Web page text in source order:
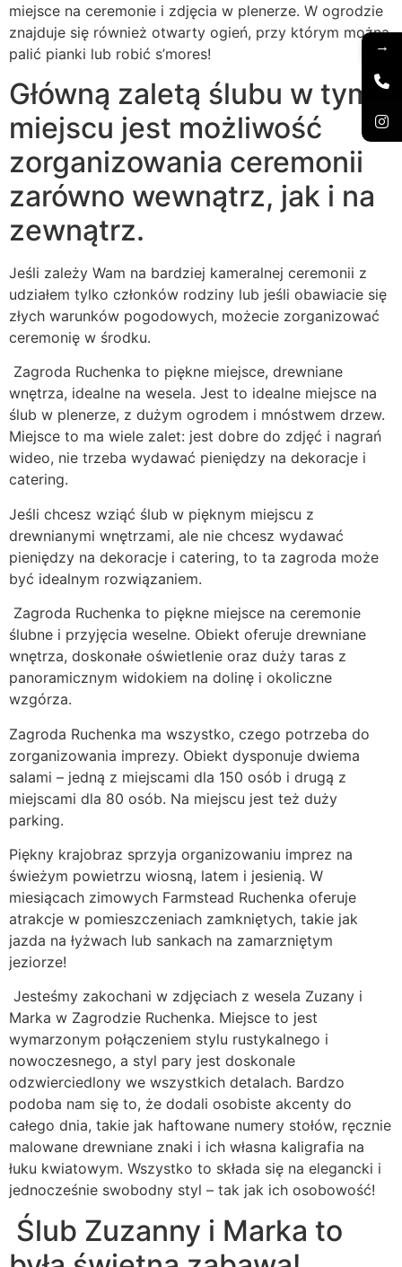
miejsce na ceremonie i zdjęcia w plenerze. W ogrodzie
znajduje się również otwarty ogień, przy którym można
palić pianki lub robić s’mores!
Główną zaletą ślubu w tym
miejscu jest możliwość
zorganizowania ceremonii
zarówno wewnątrz, jak i na
zewnątrz.
Jeśli zależy Wam na bardziej kameralnej ceremonii z
udziałem tylko członków rodziny lub jeśli obawiacie się
złych warunków pogodowych, możecie zorganizować
ceremonię w środku.
Zagroda Ruchenka to piękne miejsce, drewniane
wnętrza, idealne na wesela. Jest to idealne miejsce na
ślub w plenerze, z dużym ogrodem i mnóstwem drzew.
Miejsce to ma wiele zalet: jest dobre do zdjęć i nagrań
wideo, nie trzeba wydawać pieniędzy na dekoracje i
catering.
Jeśli chcesz wziąć ślub w pięknym miejscu z
drewnianymi wnętrzami, ale nie chcesz wydawać
pieniędzy na dekoracje i catering, to ta zagroda może
być idealnym rozwiązaniem.
Zagroda Ruchenka to piękne miejsce na ceremonie
ślubne i przyjęcia weselne. Obiekt oferuje drewniane
wnętrza, doskonałe oświetlenie oraz duży taras z
panoramicznym widokiem na dolinę i okoliczne
wzgórza.
Zagroda Ruchenka ma wszystko, czego potrzeba do
zorganizowania imprezy. Obiekt dysponuje dwiema
salami – jedną z miejscami dla 150 osób i drugą z
miejscami dla 80 osób. Na miejscu jest też duży
parking.
Piękny krajobraz sprzyja organizowaniu imprez na
świeżym powietrzu wiosną, latem i jesienią. W
miesiącach zimowych Farmstead Ruchenka oferuje
atrakcje w pomieszczeniach zamkniętych, takie jak
jazda na łyżwach lub sankach na zamarzniętym
jeziorze!
Jesteśmy zakochani w zdjęciach z wesela Zuzany i
Marka w Zagrodzie Ruchenka. Miejsce to jest
wymarzonym połączeniem stylu rustykalnego i
nowoczesnego, a styl pary jest doskonale
odzwierciedlony we wszystkich detalach. Bardzo
podoba nam się to, że dodali osobiste akcenty do
całego dnia, takie jak haftowane numery stołów, ręcznie
malowane drewniane znaki i ich własna kaligrafia na
łuku kwiatowym. Wszystko to składa się na elegancki i
jednocześnie swobodny styl – tak jak ich osobowość!
Ślub Zuzanny i Marka to
→